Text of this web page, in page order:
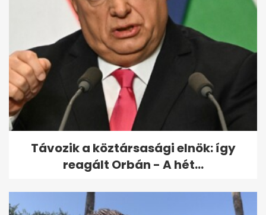
Telegraph: Az UEFA
hatszámjegyű végkielégítést
adott egy női...
Távozik a köztársasági elnök: így
reagált Orbán - A hét...